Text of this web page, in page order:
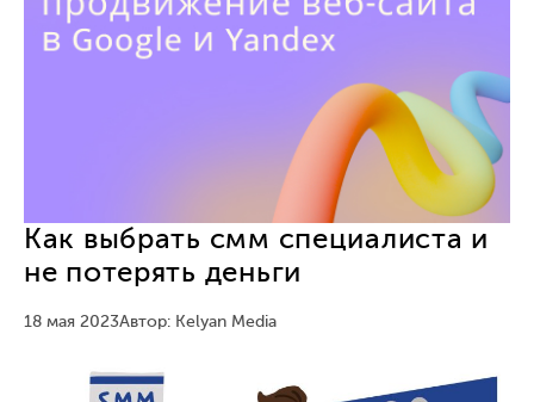
Как выбрать смм специалиста и
не потерять деньги
18 мая 2023Автор: Kelyan Media